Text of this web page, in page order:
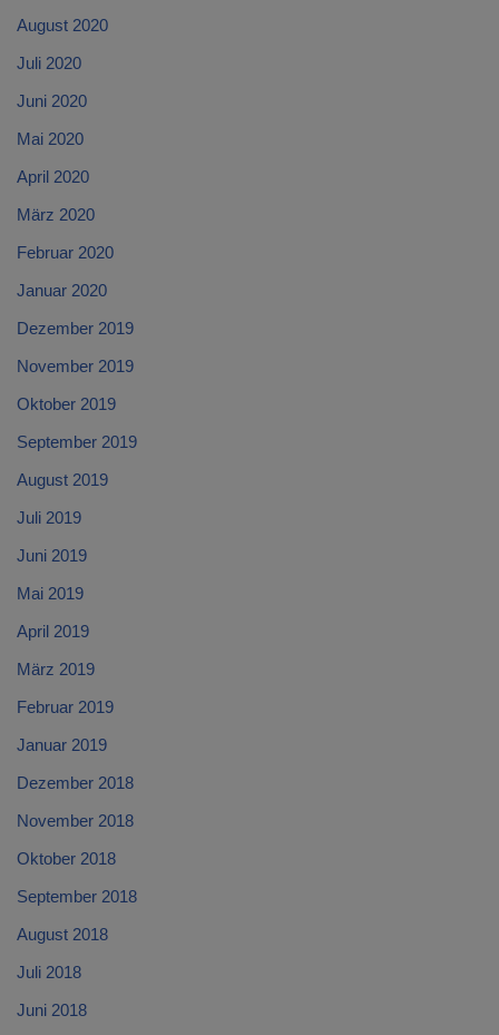
August 2020
Juli 2020
Juni 2020
Mai 2020
April 2020
März 2020
Februar 2020
Januar 2020
Dezember 2019
November 2019
Oktober 2019
September 2019
August 2019
Juli 2019
Juni 2019
Mai 2019
April 2019
März 2019
Februar 2019
Januar 2019
Dezember 2018
November 2018
Oktober 2018
September 2018
August 2018
Juli 2018
Juni 2018